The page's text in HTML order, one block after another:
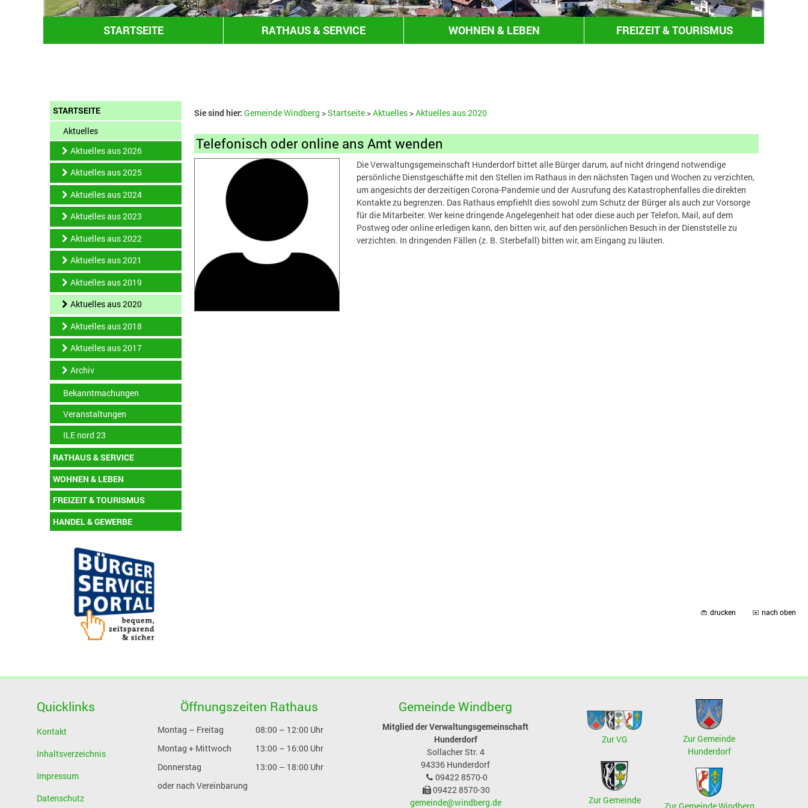
STARTSEITE RATHAUS & SERVICE WOHNEN & LEBEN
FREIZEIT & TOURISMUS
STARTSEITE
Aktuelles
Aktuelles aus 2026
Aktuelles aus 2025
Aktuelles aus 2024
Aktuelles aus 2023
Aktuelles aus 2022
Aktuelles aus 2021
Aktuelles aus 2019
Aktuelles aus 2020
Aktuelles aus 2018
Aktuelles aus 2017
Archiv
Bekanntmachungen
Veranstaltungen
ILE nord 23
RATHAUS & SERVICE
WOHNEN & LEBEN
FREIZEIT & TOURISMUS
HANDEL & GEWERBE
Sie sind hier: Gemeinde Windberg >Startseite>Aktuelles>Aktuelles aus 2020
Telefonisch oder online ans Amt wenden
Die Verwaltungsgemeinschaft Hunderdorf bittet alle Bürger darum, auf nicht dringend notwendige
persönliche Dienstgeschäfte mit den Stellen im Rathaus in den nächsten Tagen und Wochen zu verzichten,
um angesichts der derzeitigen Corona-Pandemie und der Ausrufung des Katastrophenfalles die direkten
Kontakte zu begrenzen. Das Rathaus empfiehlt dies sowohl zum Schutz der Bürger als auch zur Vorsorge
für die Mitarbeiter. Wer keine dringende Angelegenheit hat oder diese auch per Telefon, Mail, auf dem
Postweg oder online erledigen kann, den bitten wir, auf den persönlichen Besuch in der Dienststelle zu
verzichten. In dringenden Fällen (z. B. Sterbefall) bitten wir, am Eingang zu läuten.
drucken nach oben
Quicklinks
Kontakt
Inhaltsverzeichnis
Impressum
Datenschutz
Öffnungszeiten Rathaus
Montag – Freitag
08:00 – 12:00 Uhr
Montag + Mittwoch
13:00 – 16:00 Uhr
Donnerstag
13:00 – 18:00 Uhr
oder nach Vereinbarung
Gemeinde Windberg
Mitglied der Verwaltungsgemeinschaft
Hunderdorf
Sollacher Str. 4
94336 Hunderdorf
09422 8570-0
09422 8570-30
gemeinde@windberg.de
Zur VG
Zur Gemeinde
Hunderdorf
Zur Gemeinde